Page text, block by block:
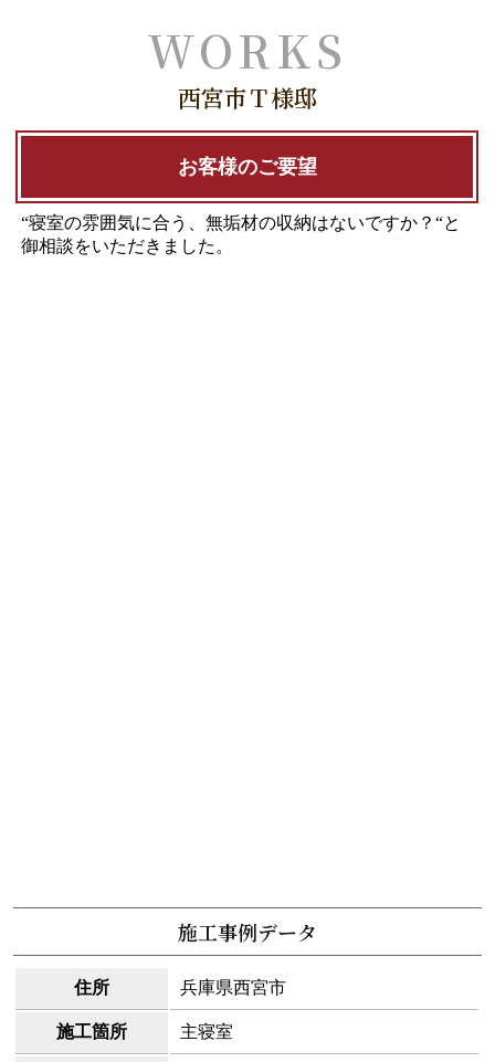
西宮市Ｔ様邸
お客様のご要望
“寝室の雰囲気に合う、無垢材の収納はないですか？“と
御相談をいただきました。
施工事例データ
住所 兵庫県西宮市
施工箇所 主寝室